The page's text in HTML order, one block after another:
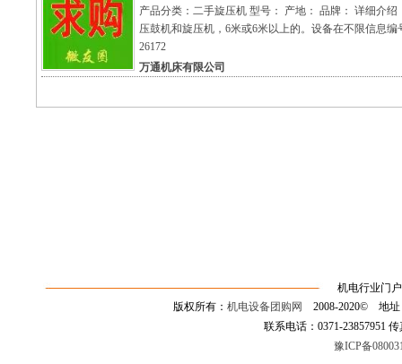
产品分类：二手旋压机 型号： 产地： 品牌： 详细介绍
压鼓机和旋压机，6米或6米以上的。设备在不限信息编
26172
万通机床有限公司
机电行业门
版权所有： 机电设备团购网
2008-2020© 地址
联系电话：0371-23857951
豫ICP备